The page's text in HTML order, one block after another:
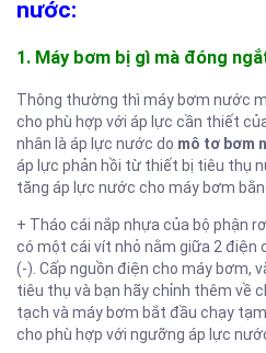
nước:
1. Máy bơm bị gì mà đóng
Thông thường thì máy bơm nước
cho phù hợp với áp lực cần thiết
nhân là áp lực nước do mô tơ bơm
áp lực phản hồi từ thiết bị tiêu thụ
tăng áp lực nước cho máy bơm
+ Tháo cái nắp nhựa của bộ phận
có một cái vít nhỏ nằm giữa 2 điện
(-). Cấp nguồn điện cho máy bơm,
tiêu thụ và bạn hãy chỉnh thêm về
tạch và máy bơm bắt đầu chạy
cho phù hợp với ngưỡng áp lực